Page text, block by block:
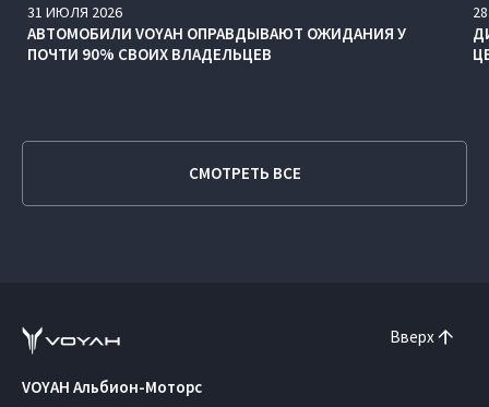
31 ИЮЛЯ 2026
АВТОМОБИЛИ VOYAH ОПРАВДЫВАЮТ ОЖИДАНИЯ У
ПОЧТИ 90% СВОИХ ВЛАДЕЛЬЦЕВ
28
СМОТРЕТЬ ВСЕ
Вверх
VOYAH Альбион-Моторс